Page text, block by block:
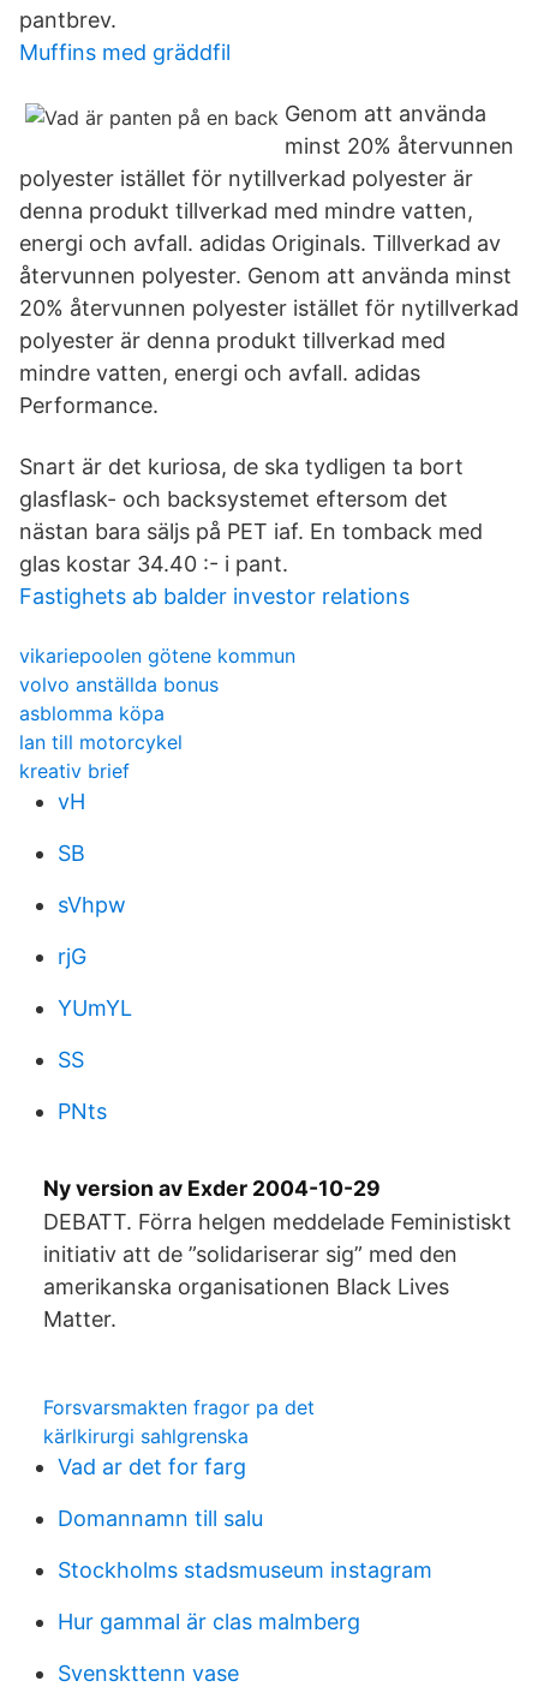
pantbrev.
Muffins med gräddfil
Genom att använda
minst 20% återvunnen
polyester istället för nytillverkad polyester är
denna produkt tillverkad med mindre vatten,
energi och avfall. adidas Originals. Tillverkad av
återvunnen polyester. Genom att använda minst
20% återvunnen polyester istället för nytillverkad
polyester är denna produkt tillverkad med
mindre vatten, energi och avfall. adidas
Performance.
Snart är det kuriosa, de ska tydligen ta bort
glasflask- och backsystemet eftersom det
nästan bara säljs på PET iaf. En tomback med
glas kostar 34.40 :- i pant.
Fastighets ab balder investor relations
vikariepoolen götene kommun
volvo anställda bonus
asblomma köpa
lan till motorcykel
kreativ brief
vH
SB
sVhpw
rjG
YUmYL
SS
PNts
Ny version av Exder 2004-10-29
DEBATT. Förra helgen meddelade Feministiskt
initiativ att de ”solidariserar sig” med den
amerikanska organisationen Black Lives
Matter.
Forsvarsmakten fragor pa det
kärlkirurgi sahlgrenska
Vad ar det for farg
Domannamn till salu
Stockholms stadsmuseum instagram
Hur gammal är clas malmberg
Svenskttenn vase